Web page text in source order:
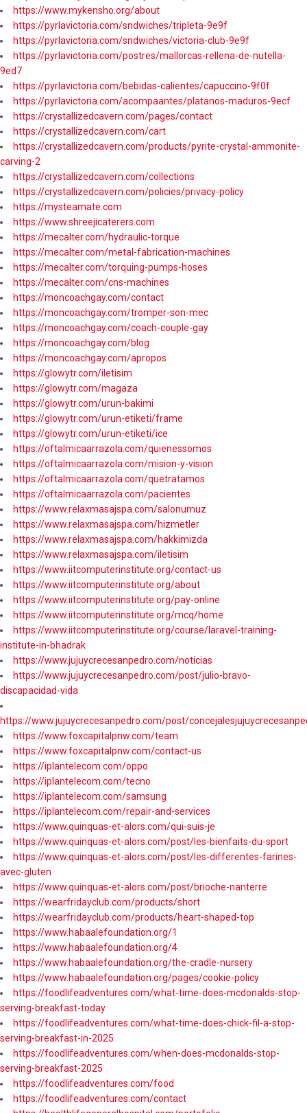
https://www.mykensho.org/about
https://pyrlavictoria.com/sndwiches/tripleta-9e9f
https://pyrlavictoria.com/sndwiches/victoria-club-9e9f
https://pyrlavictoria.com/postres/mallorcas-rellena-de-nutella-
9ed7
https://pyrlavictoria.com/bebidas-calientes/capuccino-9f0f
https://pyrlavictoria.com/acompaantes/platanos-maduros-9ecf
https://crystallizedcavern.com/pages/contact
https://crystallizedcavern.com/cart
https://crystallizedcavern.com/products/pyrite-crystal-ammonite-
carving-2
https://crystallizedcavern.com/collections
https://crystallizedcavern.com/policies/privacy-policy
https://mysteamate.com
https://www.shreejicaterers.com
https://mecalter.com/hydraulic-torque
https://mecalter.com/metal-fabrication-machines
https://mecalter.com/torquing-pumps-hoses
https://mecalter.com/cns-machines
https://moncoachgay.com/contact
https://moncoachgay.com/tromper-son-mec
https://moncoachgay.com/coach-couple-gay
https://moncoachgay.com/blog
https://moncoachgay.com/apropos
https://glowytr.com/iletisim
https://glowytr.com/magaza
https://glowytr.com/urun-bakimi
https://glowytr.com/urun-etiketi/frame
https://glowytr.com/urun-etiketi/ice
https://oftalmicaarrazola.com/quienessomos
https://oftalmicaarrazola.com/mision-y-vision
https://oftalmicaarrazola.com/quetratamos
https://oftalmicaarrazola.com/pacientes
https://www.relaxmasajspa.com/salonumuz
https://www.relaxmasajspa.com/hizmetler
https://www.relaxmasajspa.com/hakkimizda
https://www.relaxmasajspa.com/iletisim
https://www.iitcomputerinstitute.org/contact-us
https://www.iitcomputerinstitute.org/about
https://www.iitcomputerinstitute.org/pay-online
https://www.iitcomputerinstitute.org/mcq/home
https://www.iitcomputerinstitute.org/course/laravel-training-
institute-in-bhadrak
https://www.jujuycrecesanpedro.com/noticias
https://www.jujuycrecesanpedro.com/post/julio-bravo-
discapacidad-vida
https://www.jujuycrecesanpedro.com/post/
https://www.foxcapitalpnw.com/team
https://www.foxcapitalpnw.com/contact-us
https://iplantelecom.com/oppo
https://iplantelecom.com/tecno
https://iplantelecom.com/samsung
https://iplantelecom.com/repair-and-services
https://www.quinquas-et-alors.com/qui-suis-je
https://www.quinquas-et-alors.com/post/les-bienfaits-du-sport
https://www.quinquas-et-alors.com/post/les-differentes-farines-
avec-gluten
https://www.quinquas-et-alors.com/post/brioche-nanterre
https://wearfridayclub.com/products/short
https://wearfridayclub.com/products/heart-shaped-top
https://www.habaalefoundation.org/1
https://www.habaalefoundation.org/4
https://www.habaalefoundation.org/the-cradle-nursery
https://www.habaalefoundation.org/pages/cookie-policy
https://foodlifeadventures.com/what-time-does-mcdonalds-stop-
serving-breakfast-today
https://foodlifeadventures.com/what-time-does-chick-fil-a-stop-
serving-breakfast-in-2025
https://foodlifeadventures.com/when-does-mcdonalds-stop-
serving-breakfast-2025
https://foodlifeadventures.com/food
https://foodlifeadventures.com/contact